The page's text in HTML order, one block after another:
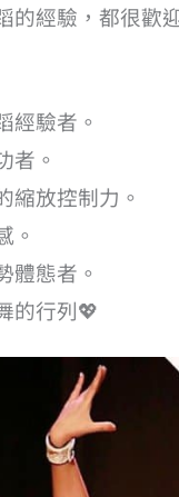
的經驗，都很歡
經驗者。
者。
縮放控制力。
。
體態者。
的行列💖